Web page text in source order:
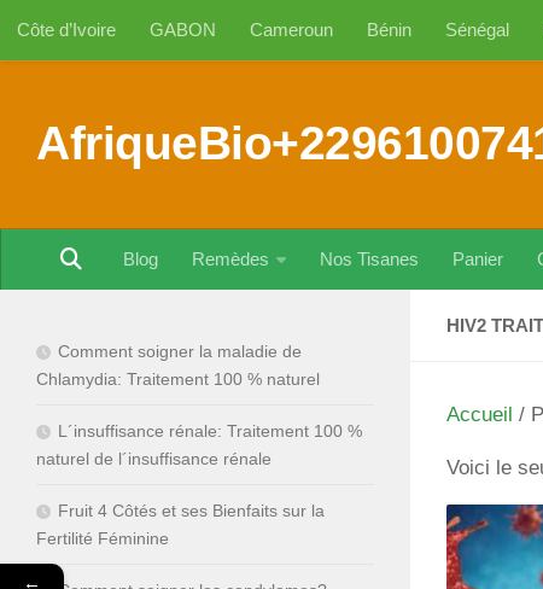
Au dessous du contenu
Côte d’Ivoire GABON Cameroun Bénin Sénégal
Blog Remèdes Nos Tisanes Panier
HIV2
Accueil /
Voici le
Comment soigner la maladie de
Chlamydia: Traitement 100 % naturel
L´insuffisance rénale: Traitement 100 %
naturel de l´insuffisance rénale
Fruit 4 Côtés et ses Bienfaits sur la
Fertilité Féminine
←